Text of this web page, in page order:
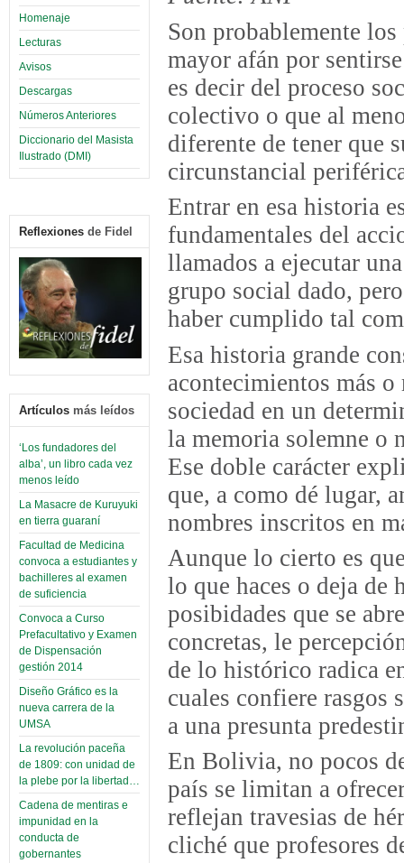
Homenaje
Lecturas
Avisos
Descargas
Números Anteriores
Diccionario del Masista
Ilustrado (DMI)
Reflexiones de Fidel
Artículos más leídos
‘Los fundadores del
alba’, un libro cada vez
menos leído
La Masacre de Kuruyuki
en tierra guaraní
Facultad de Medicina
convoca a estudiantes y
bachilleres al examen
de suficiencia
Convoca a Curso
Prefacultativo y Examen
de Dispensación
gestión 2014
Diseño Gráfico es la
nueva carrera de la
UMSA
La revolución paceña
de 1809: con unidad de
la plebe por la libertad…
Cadena de mentiras e
impunidad en la
conducta de
gobernantes
Son probablemente
mayor afán por
es decir del proceso
colectivo o que al
diferente de tener que
circunstancial
Entrar en esa historia
fundamentales del
llamados a ejecutar
grupo social dado,
haber cumplido tal
Esa historia grande
acontecimientos más
sociedad en un
la memoria solemne o
Ese doble carácter
que, a como dé lugar,
nombres inscritos en
Aunque lo cierto es
lo que haces o deja de
posibidades que se
concretas, le
de lo histórico radica
cuales confiere rasgos
a una presunta
En Bolivia, no pocos
país se limitan a
reflejan travesias de
cliché que profesores